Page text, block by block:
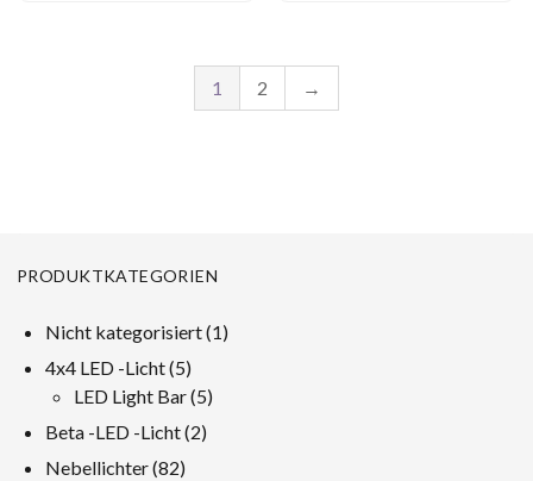
1 2 →
PRODUKTKATEGORIEN
Nicht kategorisiert 11
4x4 LED -Licht 55
Produkte
LED Light Bar 55
Beta -LED -Licht 22
Nebellichter 8282